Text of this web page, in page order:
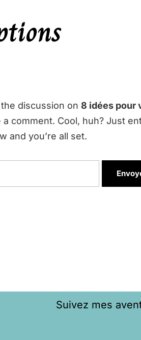
discussion on 8 idées pour
a comment. Cool, huh? Just
and you’re all set.
Suivez mes